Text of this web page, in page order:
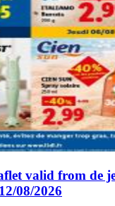
valid from de
08/2026